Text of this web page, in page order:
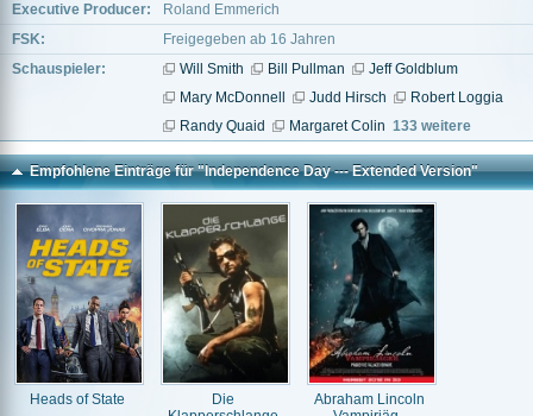
Executive Producer:
Roland Emmerich
FSK:
Freigegeben ab 16 Jahren
Schauspieler:
Will Smith Bill Pullman
Jeff Goldblum
Mary McDonnell
Judd Hirsch
Robert Loggia
Randy Quaid
Margaret Colin 133 weitere
Empfohlene Einträge für "Independence Day --- Extended Version"
Heads of State
Die
Abraham Lincoln